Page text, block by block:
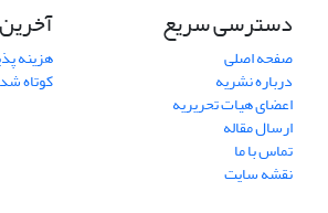
دسترسی سریع
صفحه اصلی
درباره نشریه
اعضای هیات تحریریه
ارسال مقاله
تماس با ما
نقشه سایت
هزینه
کوتاه